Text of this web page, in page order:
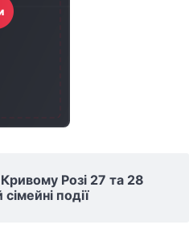
Розі 27 та 28
події